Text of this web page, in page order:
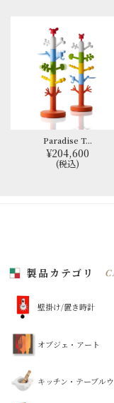
Paradise T...
¥204,600
(税込)
製品カテゴリ
壁掛け/置き時計
オブジェ・アート
キッチン・テーブル